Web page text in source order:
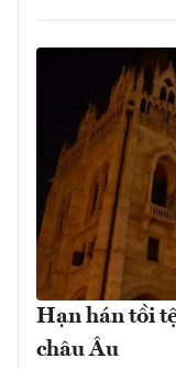
Hạn hán tồi
châu Âu